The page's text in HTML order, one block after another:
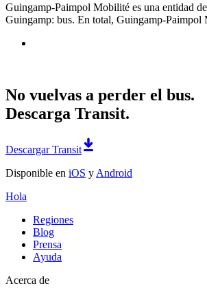
Guingamp-Paimpol Mobilité es una entidad
Guingamp: bus. En total, Guingamp-Paimpol
No vuelvas a perder el bus.
Descarga Transit.
Descargar Transit
Disponible en iOS y Android
Hola
Regiones
Blog
Prensa
Ayuda
Acerca de